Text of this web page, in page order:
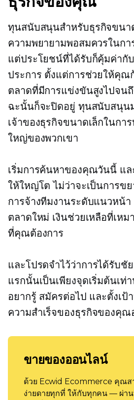
ทุนสนับสนุนสำหรับธุรกิจขนา
ความพยายามพอสมควรในก
แต่ประโยชน์ที่ได้รับก็คุ้มค่ากั
ประการ ตั้งแต่การช่วยให้คุณ
ตลาดที่มีการแข่งขันสูงไปจน
ฉะนั้นก็จะปิดอยู่ ทุนสนับสนุน
เจ้าของธุรกิจขนาดเล็กในกา
ใหญ่ของพวกเขา
เริ่มการค้นหาของคุณวันนี้ แล
ให้ใหญ่โต ไม่ว่าจะเป็นการข
การจ้างทีมงานระดับแนวหน้า
ตลาดใหม่ เงินช่วยเหลือที่เหม
ที่คุณต้องการ
และโปรดจำไว้ว่าการได้รับชั
แรกนั้นเป็นเพียงจุดเริ่มต้นเท่
อยากรู้ สมัครต่อไป และตั้งเป้
ความสำเร็จของธุรกิจของคุณ
ขายของออนไลน์
ด้วย Ecwid Ecommerce คุณส
ง่ายดายทุกที่ ให้กับทุกคน — ผ่าน